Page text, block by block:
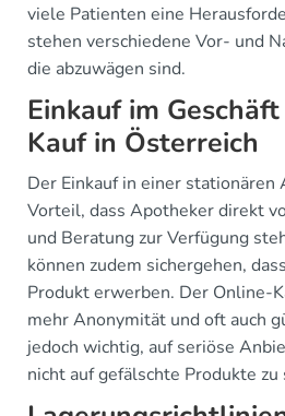
viele Patienten eine
stehen verschiedene Vor- und
die abzuwägen sind.
Einkauf im
Kauf in Österreich
Der Einkauf in einer stationären
Vorteil, dass Apotheker direkt
und Beratung zur Verfügung
können zudem sichergehen,
Produkt erwerben. Der Online-
mehr Anonymität und oft auch
jedoch wichtig, auf seriöse
nicht auf gefälschte Produkte zu